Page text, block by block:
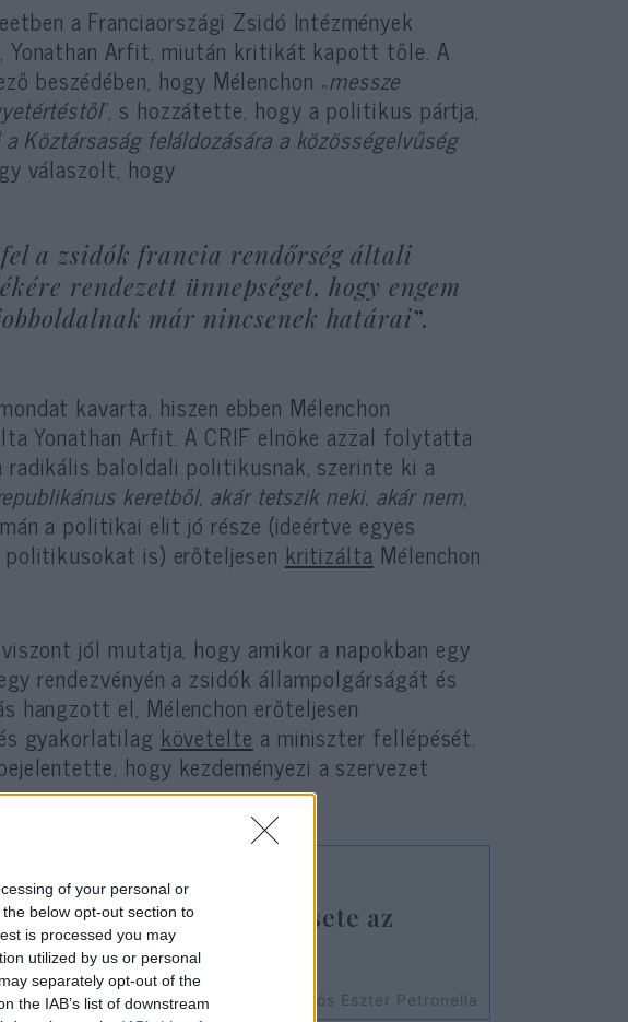
of your personal or
below opt-out section to
is processed you may
utilized by us or personal
separately opt-out of the
the IAB’s list of downstream
a Franciaországi Zsidó Intézmények
Yonathan Arfit, miután kritikát kapott tőle. A
beszédében, hogy Mélenchon „messze
”, s hozzátette, hogy a politikus pártja,
Köztársaság feláldozására a közösségelvűség
válaszolt, hogy
a zsidók francia rendőrség általi
rendezett ünnepséget, hogy engem
már nincsenek határai”.
kavarta, hiszen ebben Mélenchon
Yonathan Arfit. A CRIF elnöke azzal folytatta
baloldali politikusnak, szerinte ki a
keretből, akár tetszik neki, akár nem,
a politikai elit jó része (ideértve egyes
is) erőteljesen kritizálta Mélenchon
jól mutatja, hogy amikor a napokban egy
rendezvényén a zsidók állampolgárságát és
hangzott el, Mélenchon erőteljesen
gyakorlatilag követelte a miniszter fellépését.
hogy kezdeményezi a szervezet
antiszemitizmus esete az
gyümölccsel
Soós Eszter Petronella